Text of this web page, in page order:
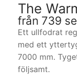
The
från 739
Ett ullfodrat
med ett
7000 mm.
följsamt.